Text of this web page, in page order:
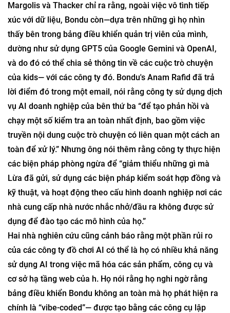
Margolis và Thacker chỉ ra rằng, ngoài việc vô tình tiếp
xúc với dữ liệu, Bondu còn—dựa trên những gì họ nhìn
thấy bên trong bảng điều khiển quản trị viên của mình,
dường như sử dụng GPT5 của Google Gemini và OpenAI,
và do đó có thể chia sẻ thông tin về các cuộc trò chuyện
của kids— với các công ty đó. Bondu's Anam Rafid đã trả
lời điểm đó trong một email, nói rằng công ty sử dụng dịch
vụ AI doanh nghiệp của bên thứ ba “để tạo phản hồi và
chạy một số kiểm tra an toàn nhất định, bao gồm việc
truyền nội dung cuộc trò chuyện có liên quan một cách an
toàn để xử lý.” Nhưng ông nói thêm rằng công ty thực hiện
các biện pháp phòng ngừa để “giảm thiểu những gì mà
Lừa đã gửi, sử dụng các biện pháp kiểm soát hợp đồng và
kỹ thuật, và hoạt động theo cấu hình doanh nghiệp nơi các
nhà cung cấp nhà nước nhắc nhở/đầu ra không được sử
dụng để đào tạo các mô hình của họ.”
Hai nhà nghiên cứu cũng cảnh báo rằng một phần rủi ro
của các công ty đồ chơi AI có thể là họ có nhiều khả năng
sử dụng AI trong việc mã hóa các sản phẩm, công cụ và
cơ sở hạ tầng web của h. Họ nói rằng họ nghi ngờ rằng
bảng điều khiển Bondu không an toàn mà họ phát hiện ra
chính là “vibe-coded”— được tạo bằng các công cụ lập